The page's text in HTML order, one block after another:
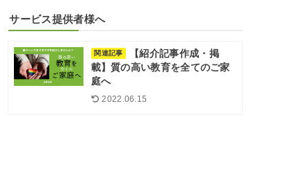
サービス提供者様へ
関連記事
【紹介記事作成・掲
載】質の高い教育を全てのご家
庭へ
2022.06.15